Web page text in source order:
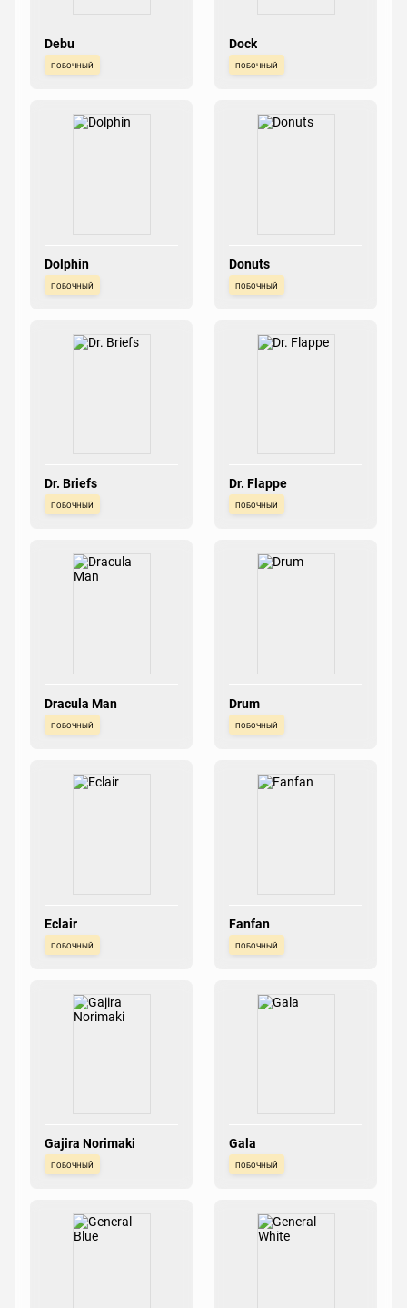
Debu
побочный
Dock
побочный
Dolphin
побочный
Donuts
побочный
Dr. Briefs
побочный
Dr. Flappe
побочный
Dracula Man
побочный
Drum
побочный
Eclair
побочный
Fanfan
побочный
Gajira Norimaki
побочный
Gala
побочный